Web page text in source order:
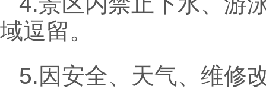
域逗留。
5.因安全、天气、维修